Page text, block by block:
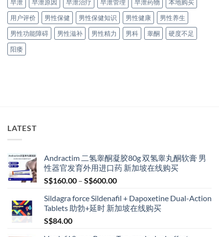
早泄
早泄原因 早泄治疗 早泄管理 早泄药物
本地购买
用户评价
男性保健 男性保健知识 男性健康
男性养生
男性功能障碍
男性滋补 男性精力 男科 睾酮
硬度不足
阳痿
LATEST
Andractim 二氢睾酮凝胶80g 双氢睾丸酮软膏 男
性器官发育外用进口药 新加坡在线购买
S$160.00 – S$600.00Price
S$160.00
through
Sildagra force Sildenafil + Dapoxetine Dual-Action
Tablets 助勃+延时 新加坡在线购买
S$84.00